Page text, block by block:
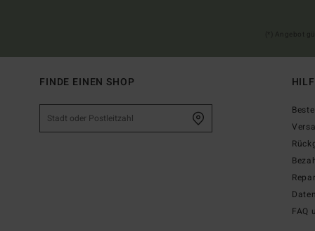
FINDE EINEN SHOP
FAQ